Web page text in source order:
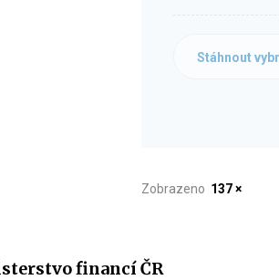
Stáhnout
Zobrazeno 137 ×
financí ČR